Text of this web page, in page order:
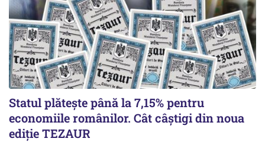
Statul plătește până la 7,15% pentru
economiile românilor. Cât câștigi din noua
ediție TEZAUR